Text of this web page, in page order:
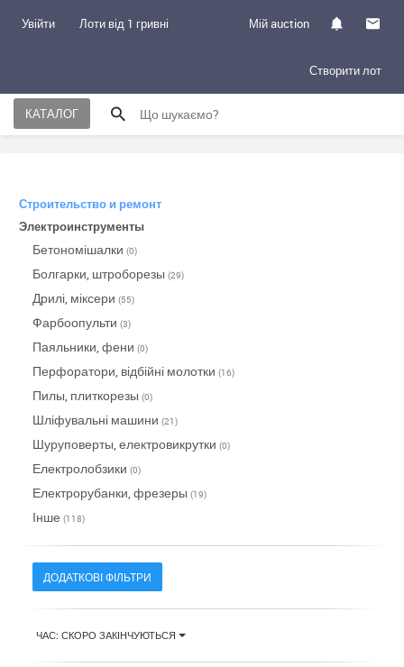
Увійти Лоти від 1 гривні Мій auction
Створити лот
КАТАЛОГ
Строительство и ремонт
Электроинструменты
Бетономішалки (0)
Болгарки, штроборезы (29)
Дрилі, міксери (55)
Фарбоопульти (3)
Паяльники, фени (0)
Перфоратори, відбійні молотки (16)
Пилы, плиткорезы (0)
Шліфувальні машини (21)
Шуруповерты, електровикрутки (0)
Електролобзики (0)
Електрорубанки, фрезеры (19)
Інше (118)
ДОДАТКОВІ ФІЛЬТРИ
ЧАС: СКОРО ЗАКІНЧУЮТЬСЯ